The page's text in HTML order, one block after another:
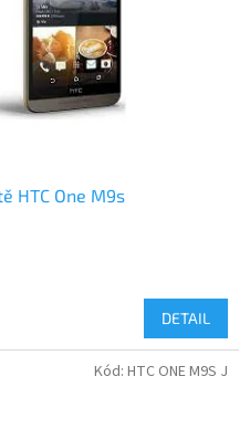
HTC One M9s
DETAIL
Kód: HTC ONE M9S J